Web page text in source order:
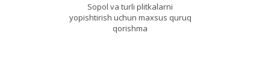
Sopol va turli plitkalarni
yopishtirish uchun maxsus quruq
qorishma